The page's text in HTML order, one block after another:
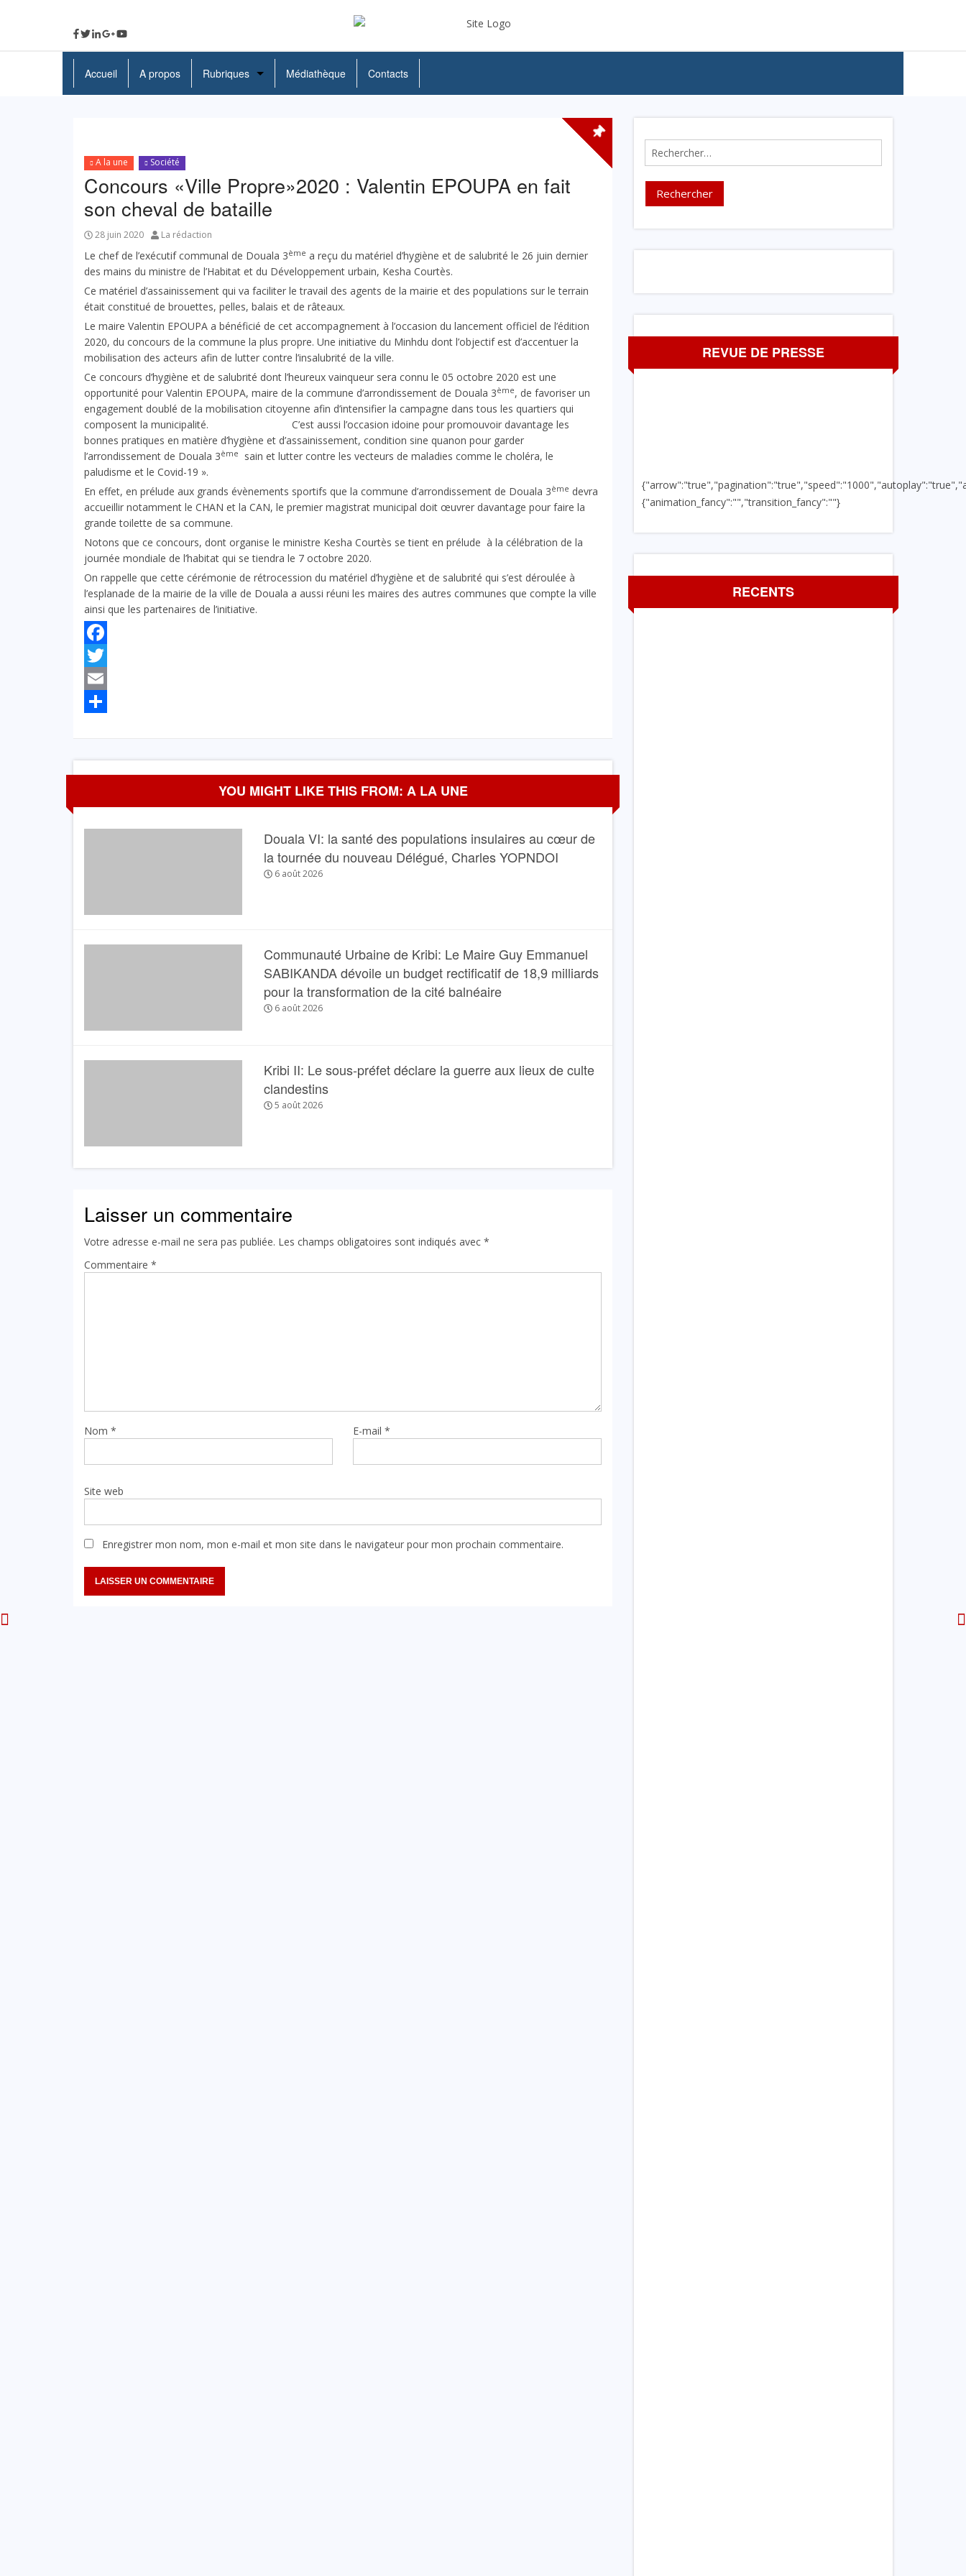
Accueil A propos Rubriques
Education
Santé
Culture
Médiathèque Contacts
A la une Société
Concours «Ville Propre»2020 : Valentin EPOUPA en fait
son cheval de bataille
28 juin 2020 La rédaction
Le chef de l’exécutif communal de Douala 3ème a reçu du matériel d’hygiène et de salubrité le 26 juin dernier
des mains du ministre de l’Habitat et du Développement urbain, Kesha Courtès.
Ce matériel d’assainissement qui va faciliter le travail des agents de la mairie et des populations sur le terrain
était constitué de brouettes, pelles, balais et de râteaux.
Le maire Valentin EPOUPA a bénéficié de cet accompagnement à l’occasion du lancement officiel de l’édition
2020, du concours de la commune la plus propre. Une initiative du Minhdu dont l’objectif est d’accentuer la
mobilisation des acteurs afin de lutter contre l’insalubrité de la ville.
Ce concours d’hygiène et de salubrité dont l’heureux vainqueur sera connu le 05 octobre 2020 est une
opportunité pour Valentin EPOUPA, maire de la commune d’arrondissement de Douala 3ème, de favoriser un
engagement doublé de la mobilisation citoyenne afin d’intensifier la campagne dans tous les quartiers qui
composent la municipalité. C’est aussi l’occasion idoine pour promouvoir davantage les
bonnes pratiques en matière d’hygiène et d’assainissement, condition sine quanon pour garder
l’arrondissement de Douala 3ème
sain et lutter contre les vecteurs de maladies comme le choléra, le
paludisme et le Covid-19 ».
En effet, en prélude aux grands évènements sportifs que la commune d’arrondissement de Douala 3ème devra
accueillir notamment le CHAN et la CAN, le premier magistrat municipal doit œuvrer davantage pour faire la
grande toilette de sa commune.
Notons que ce concours, dont organise le ministre Kesha Courtès se tient en prélude à la célébration de la
journée mondiale de l’habitat qui se tiendra le 7 octobre 2020.
On rappelle que cette cérémonie de rétrocession du matériel d’hygiène et de salubrité qui s’est déroulée à
l’esplanade de la mairie de la ville de Douala a aussi réuni les maires des autres communes que compte la ville
ainsi que les partenaires de l’initiative.
Facebook
Twitter
Email
YOU MIGHT LIKE THIS FROM: A LA UNE
Douala VI: la santé des populations insulaires au cœur de
la tournée du nouveau Délégué, Charles YOPNDOI
6 août 2026
Communauté Urbaine de Kribi: Le Maire Guy Emmanuel
SABIKANDA dévoile un budget rectificatif de 18,9 milliards
pour la transformation de la cité balnéaire
6 août 2026
Kribi II: Le sous-préfet déclare la guerre aux lieux de culte
clandestins
5 août 2026
Laisser un commentaire
Votre adresse e-mail ne sera pas publiée. Les champs obligatoires sont indiqués avec *
Commentaire *
Nom * E-mail*
Site web
Enregistrer mon nom, mon e-mail et mon site dans le navigateur pour mon prochain commentaire.
Rechercher :
REVUE DE PRESSE
{"animation_fancy":"","transition_fancy":""}
RECENTS